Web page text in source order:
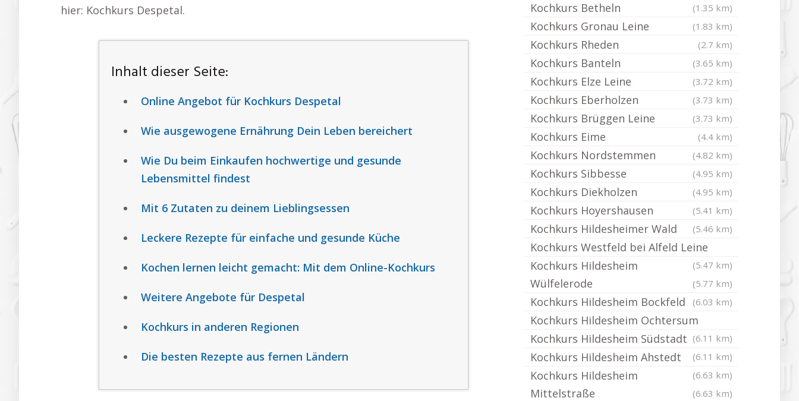
hier: Kochkurs Despetal.
Inhalt dieser Seite:
Online Angebot für Kochkurs Despetal
Wie ausgewogene Ernährung Dein Leben bereichert
Wie Du beim Einkaufen hochwertige und gesunde
Lebensmittel findest
Mit 6 Zutaten zu deinem Lieblingsessen
Leckere Rezepte für einfache und gesunde Küche
Kochen lernen leicht gemacht: Mit dem Online-Kochkurs
Weitere Angebote für Despetal
Kochkurs in anderen Regionen
Die besten Rezepte aus fernen Ländern
Kochkurs Betheln (1.35 km)
Kochkurs Gronau Leine (1.83 km)
Kochkurs Rheden (2.7 km)
Kochkurs Banteln (3.65 km)
Kochkurs Elze Leine (3.72 km)
Kochkurs Eberholzen (3.73 km)
Kochkurs Brüggen Leine (3.73 km)
Kochkurs Eime (4.4 km)
Kochkurs Nordstemmen (4.82 km)
Kochkurs Sibbesse (4.95 km)
Kochkurs Diekholzen (4.95 km)
Kochkurs Hoyershausen (5.41 km)
Kochkurs Hildesheimer Wald (5.46 km)
Kochkurs Westfeld bei Alfeld Leine
(5.47 km)
Kochkurs Hildesheim
Wülfelerode
(5.77 km)
Kochkurs Hildesheim Bockfeld (6.03 km)
Kochkurs Hildesheim Ochtersum
(6.11 km)
Kochkurs Hildesheim Südstadt
(6.11 km)
Kochkurs Hildesheim Ahstedt
(6.63 km)
Kochkurs Hildesheim
Mittelstraße
(6.63 km)